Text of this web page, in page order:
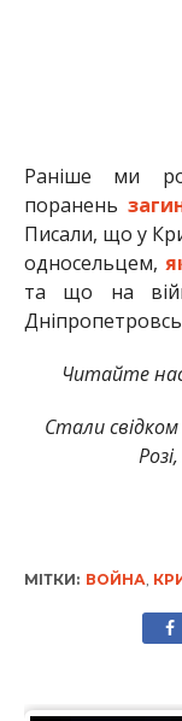
Раніше ми
поранень
Писали, що у
односельцем,
та що на
Читайте
Стали
МІТКИ: ВОЙНА